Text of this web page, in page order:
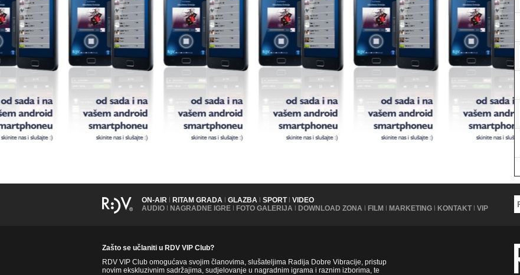
ON-AIR | RITAM GRADA | GLAZBA | SPORT | VIDEO
AUDIO | NAGRADNE IGRE | FOTO GALERIJA | DOWNLOAD ZONA | FILM | MARKETING | KONTAKT | VIP
Zašto se učlaniti u RDV VIP Club?
RDV VIP Club omogućava svojim članovima, slušateljima Radija Dobre Vibracije, pristup
novim ekskluzivnim sadržajima, sudjelovanje u nagradnim igrama i raznim izborima, te